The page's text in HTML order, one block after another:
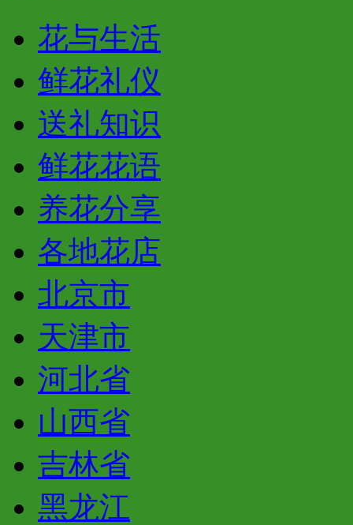
花与生活
鲜花礼仪
送礼知识
鲜花花语
养花分享
各地花店
北京市
天津市
河北省
山西省
吉林省
黑龙江